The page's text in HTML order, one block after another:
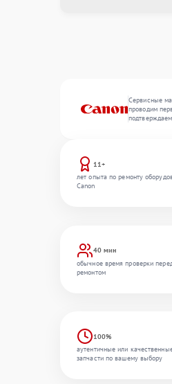
Сервисные
проводим
11+
лет опыта по ремонту
Canon
40 мин
обычное время проверки
ремонтом
100%
аутентичные или
запчасти по вашему выбору